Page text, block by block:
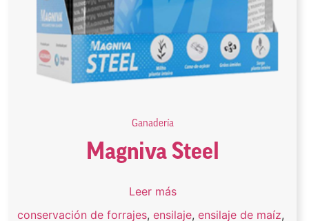
Ganadería
Magniva Steel
Leer más
conservación de forrajes, ensilaje, ensilaje de maíz,